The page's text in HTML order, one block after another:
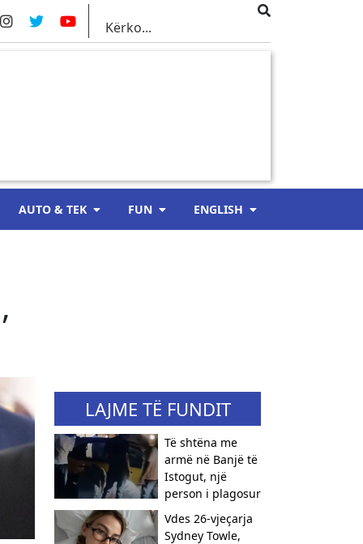
AUTO & TEK FUN ENGLISH
LAJME TË FUNDIT
Të shtëna me
armë në Banjë të
Istogut, një
person i plagosur
Vdes 26-vjeçarja
Sydney Towle,